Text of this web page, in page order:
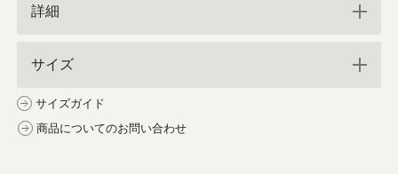
詳細
サイズ
サイズガイド
商品についてのお問い合わせ